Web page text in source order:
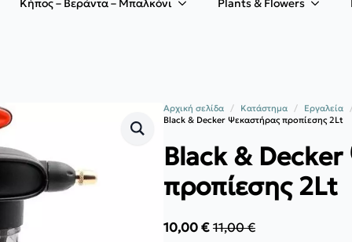
Κήπος – Βεράντα – Μπαλκόνι Plants & Flowers
Αρχική σελίδα Κατάστημα Εργαλεία
Black & Decker Ψεκαστήρας προπίεσης 2Lt
Black &
προπίεσης 2Lt
11,00€
Original
10,00 €
Η